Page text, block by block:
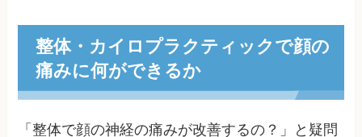
整体・カイロプラクティックで顔の
痛みに何ができるか
「整体で顔の神経の痛みが改善するの？」と疑問